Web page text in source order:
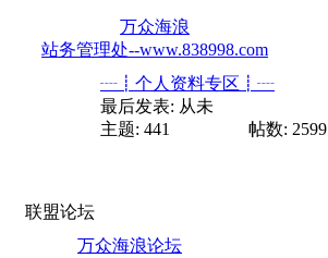
万众海浪
站务管理处--www.838998.com
┈┋个人资料专区┋┈
最后发表: 从未
主题: 441
帖数: 2599
联盟论坛
万众海浪论坛